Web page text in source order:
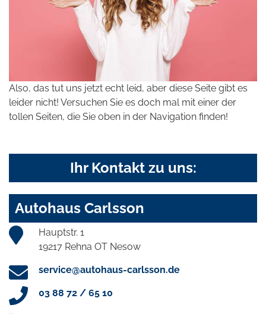
Also, das tut uns jetzt echt leid, aber diese Seite gibt es
leider nicht! Versuchen Sie es doch mal mit einer der
tollen Seiten, die Sie oben in der Navigation finden!
Ihr Kontakt zu uns:
Autohaus Carlsson
Hauptstr. 1
19217 Rehna OT Nesow
service@autohaus-carlsson.de
03 88 72 / 65 10